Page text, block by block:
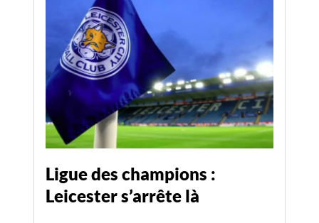
Ligue des champions :
Leicester s’arrête là